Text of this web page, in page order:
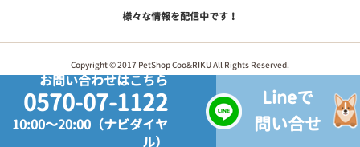
お問い合わせはこちら
0570-07-1122
10:00～20:00（ナビダイヤ
ル）
Lineで
問い合せ
様々な情報を配信中です！
Copyright © 2017 PetShop Coo&RIKU All Rights Reserved.